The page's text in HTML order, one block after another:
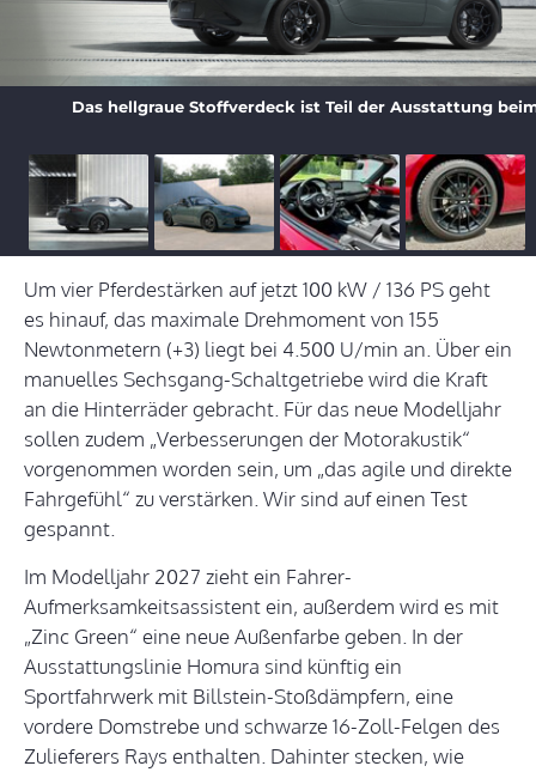
Das hellgraue Stoffverdeck ist Teil der Ausstattung
Um vier Pferdestärken auf jetzt 100 kW / 136 PS geht
es hinauf, das maximale Drehmoment von 155
Newtonmetern (+3) liegt bei 4.500 U/min an. Über ein
manuelles Sechsgang-Schaltgetriebe wird die Kraft
an die Hinterräder gebracht. Für das neue Modelljahr
sollen zudem „Verbesserungen der Motorakustik“
vorgenommen worden sein, um „das agile und direkte
Fahrgefühl“ zu verstärken. Wir sind auf einen Test
gespannt.
Im Modelljahr 2027 zieht ein Fahrer-
Aufmerksamkeitsassistent ein, außerdem wird es mit
„Zinc Green“ eine neue Außenfarbe geben. In der
Ausstattungslinie Homura sind künftig ein
Sportfahrwerk mit Billstein-Stoßdämpfern, eine
vordere Domstrebe und schwarze 16-Zoll-Felgen des
Zulieferers Rays enthalten. Dahinter stecken, wie